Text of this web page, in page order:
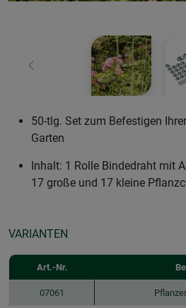
Zurück
50-tlg. Set zum Befestigen
Garten
Inhalt: 1 Rolle Bindedraht mit
17 große und 17 kleine
VARIANTEN
Art.-Nr.
07061